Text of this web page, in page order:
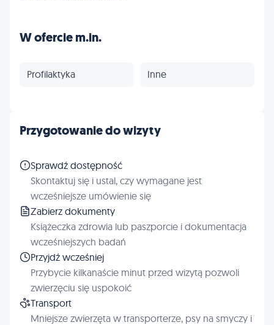
W ofercie m.in.
Profilaktyka Inne
Przygotowanie do wizyty
Sprawdź dostępność
Skontaktuj się i ustal, czy wymagane jest
wcześniejsze umówienie się
Zabierz dokumenty
Książeczka zdrowia lub paszporcie i dokumentacja
wcześniejszych badań
Przyjdź wcześniej
Przybycie kilkanaście minut przed wizytą pozwoli
zwierzęciu się uspokoić
Transport
Mniejsze zwierzęta w transporterze, psy na smyczy i